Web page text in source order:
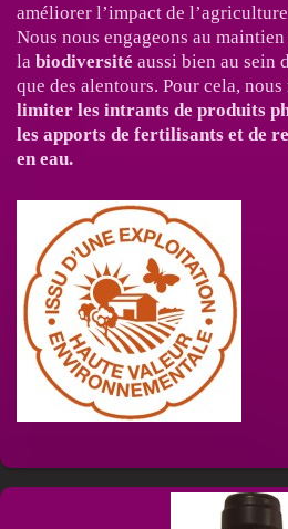
améliorer l’impact de
Nous nous engageons au
la biodiversité aussi bien au sein
que des alentours. Pour cela, nous
limiter les intrants de produits
les apports de fertilisants et de
en eau.